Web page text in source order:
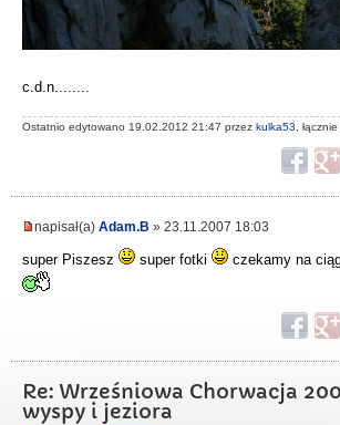
c.d.n........
Ostatnio edytowano 19.02.2012 21:47 przez kulka53 ,
napisał(a) Adam.B » 23.11.2007 18:03
super Piszesz super fotki czekamy na
Re: Wrześniowa Chorwacja
wyspy i jeziora